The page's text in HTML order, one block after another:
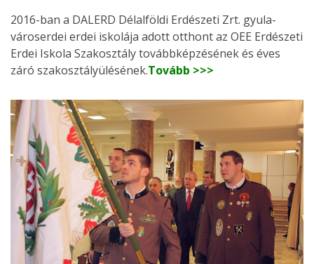
2016-ban a DALERD Délalföldi Erdészeti Zrt. gyula-
városerdei erdei iskolája adott otthont az OEE Erdészeti
Erdei Iskola Szakosztály továbbképzésének és éves
záró szakosztályülésének.Tovább >>>